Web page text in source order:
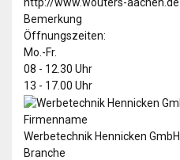
Bemerkung
Öffnungszeiten:
Mo.-Fr.
08 - 12.30 Uhr
13 - 17.00 Uhr
Firmenname
Werbetechnik Hennicken GmbH
Branche